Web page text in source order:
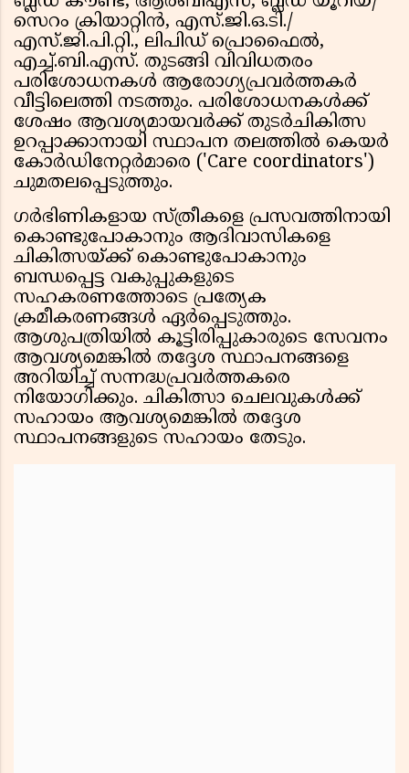
സെറം ക്രിയാറ്റിൻ, എസ്.ജി.ഒ.ടി./
എസ്.ജി.പി.റ്റി., ലിപിഡ് പ്രൊഫൈൽ,
എച്ച്.ബി.എസ്. തുടങ്ങി വിവിധതരം
പരിശോധനകൾ ആരോഗ്യപ്രവർത്തകർ
വീട്ടിലെത്തി നടത്തും. പരിശോധനകൾക്ക്
ശേഷം ആവശ്യമായവർക്ക് തുടർചികിത്സ
ഉറപ്പാക്കാനായി സ്ഥാപന തലത്തിൽ കെയർ
കോർഡിനേറ്റർമാരെ ('Care coordinators')
ചുമതലപ്പെടുത്തും.
ഗർഭിണികളായ സ്ത്രീകളെ പ്രസവത്തിനായി
കൊണ്ടുപോകാനും ആദിവാസികളെ
ചികിത്സയ്ക്ക് കൊണ്ടുപോകാനും
ബന്ധപ്പെട്ട വകുപ്പുകളുടെ
സഹകരണത്തോടെ പ്രത്യേക
ക്രമീകരണങ്ങൾ ഏർപ്പെടുത്തും.
ആശുപത്രിയിൽ കൂട്ടിരിപ്പുകാരുടെ സേവനം
ആവശ്യമെങ്കിൽ തദ്ദേശ സ്ഥാപനങ്ങളെ
അറിയിച്ച് സന്നദ്ധപ്രവർത്തകരെ
നിയോഗിക്കും. ചികിത്സാ ചെലവുകൾക്ക്
സഹായം ആവശ്യമെങ്കിൽ തദ്ദേശ
സ്ഥാപനങ്ങളുടെ സഹായം തേടും.